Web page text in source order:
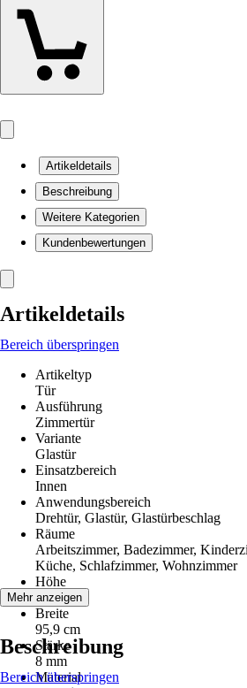
Artikeldetails
Beschreibung
Weitere Kategorien
Kundenbewertungen
Artikeldetails
Bereich überspringen
Artikeltyp
Tür
Ausführung
Zimmertür
Variante
Glastür
Einsatzbereich
Innen
Anwendungsbereich
Drehtür, Glastür, Glastürbeschlag
Räume
Arbeitszimmer, Badezimmer,
Küche, Schlafzimmer, Wohnzimmer
Höhe
209,7 cm
Breite
95,9 cm
Stärke
8 mm
Material
Mehr anzeigen
Beschreibung
Bereich überspringen